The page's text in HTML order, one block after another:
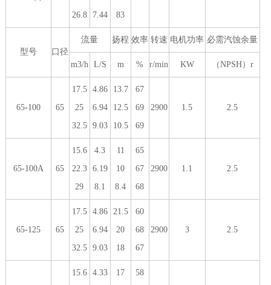
26.8
7.44
83
型号 口径
流量 扬程 效率 转速 电机功率 必需汽蚀余量
m3/h L/S m % r/min KW （NPSH）r
65-100 65
17.5
25
32.5
4.86
6.94
9.03
13.7
12.5
10.5
67
69
69
2900 1.5 2.5
65-100A 65
15.6
22.3
29
4.3
6.19
8.1
11
10
8.4
65
67
68
2900 1.1 2.5
65-125 65
17.5
25
32.5
4.86
6.94
9.03
21.5
20
18
60
68
67
2900 3 2.5
15.6
4.33
17
58